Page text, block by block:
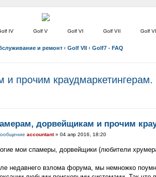
IV Golf V Golf VI Golf VII Golf
и ремонт ‹ Golf VII ‹ Golf7 - FAQ
прочим краудмаркетингерам.
дорвейщикам и прочим
accountant» 04 апр 2016, 18:20
мои спамеры, дорвейщики (любители
недавнего взлома форума, мы немножко